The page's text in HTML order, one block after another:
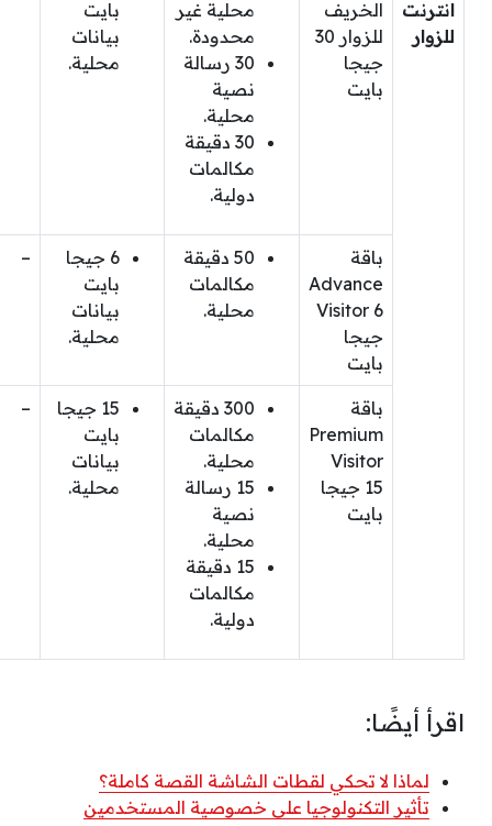
انترنت
للزوار
الخريف
للزوار 30
جيجا
بايت
محلية غير
محدودة.
30 رسالة
نصية
محلية.
30 دقيقة
مكالمات
دولية.
بايت
بيانات
محلية.
باقة
Advance
Visitor 6
جيجا
بايت
50 دقيقة
مكالمات
محلية.
6 جيجا
بايت
بيانات
محلية.
–
باقة
Premium
Visitor
15 جيجا
بايت
300 دقيقة
مكالمات
محلية.
15 رسالة
نصية
محلية.
15 دقيقة
مكالمات
دولية.
15 جيجا
بايت
بيانات
محلية.
–
اقرأ أيضًا:
لماذا لا تحكي لقطات الشاشة القصة كاملة؟
تأثير التكنولوجيا على خصوصية المستخدمين